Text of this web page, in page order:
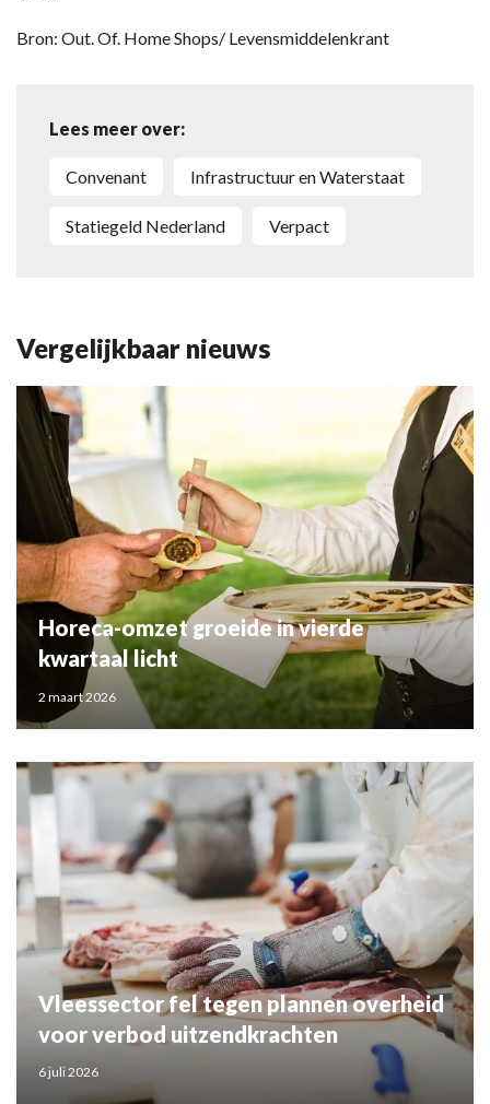
Bron: Out. Of. Home Shops/ Levensmiddelenkrant
Lees meer over:
convenant Infrastructuur en Waterstaat
Statiegeld Nederland Verpact
Vergelijkbaar nieuws
Horeca-omzet groeide in vierde
kwartaal licht
2 maart 2026
Vleessector fel tegen plannen overheid
voor verbod uitzendkrachten
6 juli 2026